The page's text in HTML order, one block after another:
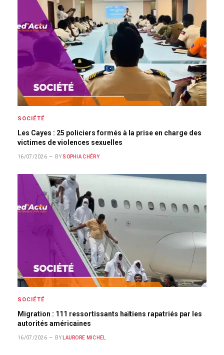
SOCIÉTÉ
Les Cayes : 25 policiers formés à la prise en charge des
victimes de violences sexuelles
16/07/2026 BY SOPHIA CHÉRY
SOCIÉTÉ
Migration : 111 ressortissants haïtiens rapatriés par les
autorités américaines
16/07/2026 BY LAURORE MICHEL